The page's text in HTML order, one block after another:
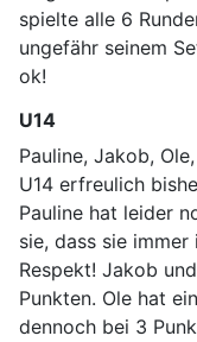
spielte alle 6
ungefähr seinem
ok!
U14
Pauline, Jakob,
U14 erfreulich
Pauline hat leider
sie, dass sie
Respekt! Jakob
Punkten. Ole hat
dennoch bei 3